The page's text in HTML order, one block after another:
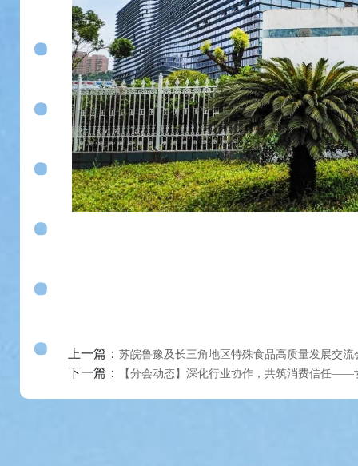
上一篇： 苏皖鲁豫及长三角地区特殊食品高质量发展交流
下一篇： 【分会动态】深化行业协作，共筑消费信任